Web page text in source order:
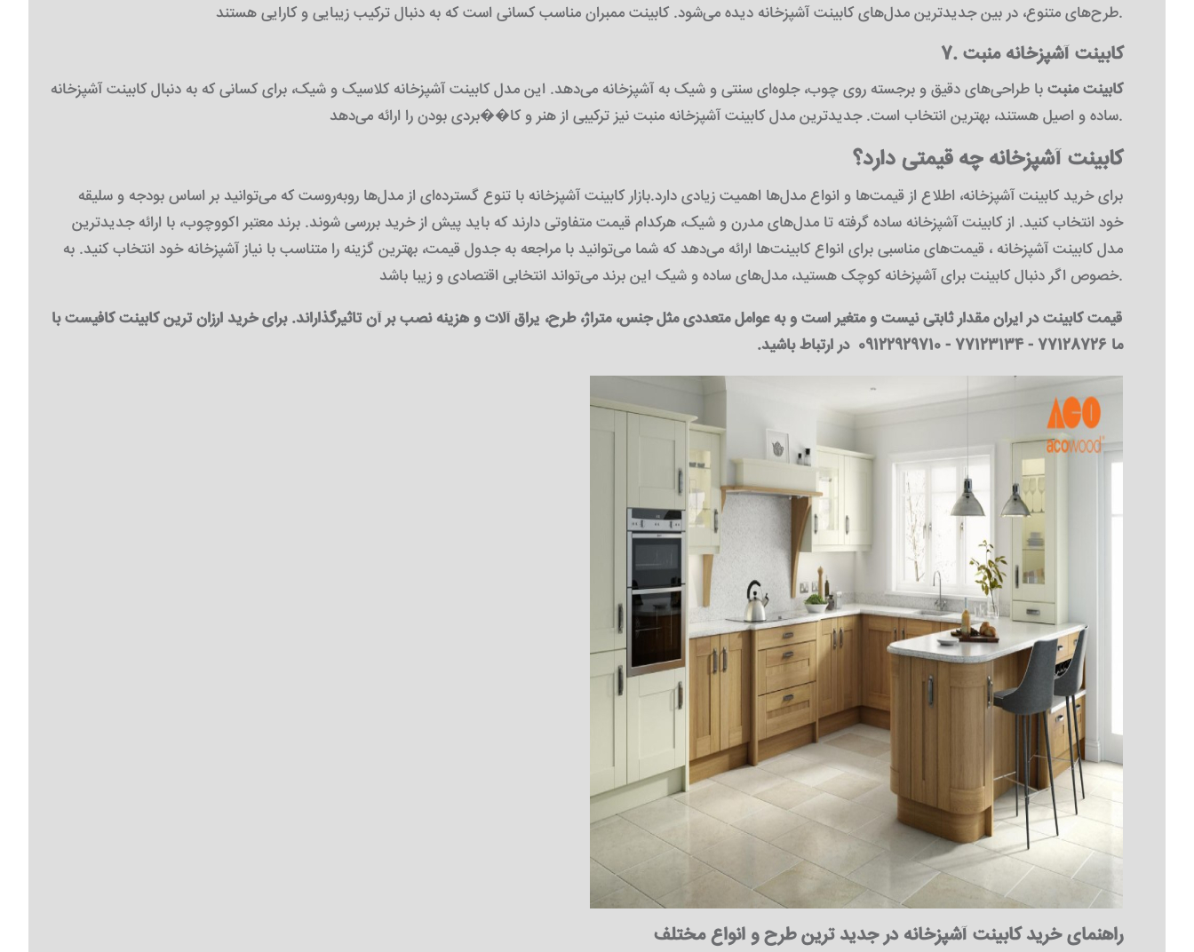
طرح‌های متنوع، در بین جدیدترین مدل‌های کابینت آشپزخانه دیده می‌شود. کابینت ممبران مناسب کسانی است که به دنبال ترکیب زیبایی و کارایی هستند.
7. کابینت آشپزخانه منبت
کابینت منبتبا طراحی‌های دقیق و برجسته روی چوب، جلوه‌ای سنتی و شیک به آشپزخانه می‌دهد. این مدل کابینت آشپزخانه کلاسیک و شیک، برای کسانی که به دنبال کابینت آشپزخانه
ساده و اصیل هستند، بهترین انتخاب است. جدیدترین مدل کابینت آشپزخانه منبت نیز ترکیبی از هنر و کا��بردی بودن را ارائه می‌دهد.
کابینت آشپزخانه چه قیمتی دارد؟
برای خرید کابینت آشپزخانه، اطلاع از قیمت‌ها و انواع مدل‌ها اهمیت زیادی دارد.بازار کابینت آشپزخانه با تنوع گسترده‌ای از مدل‌ها روبه‌روست که می‌توانید بر اساس بودجه و سلیقه
خود انتخاب کنید. از کابینت آشپزخانه ساده گرفته تا مدل‌های مدرن و شیک، هرکدام قیمت متفاوتی دارند که باید پیش از خرید بررسی شوند. برند معتبر اکووچوب، با ارائه جدیدترین
مدل کابینت آشپزخانه ، قیمت‌های مناسبی برای انواع کابینت‌ها ارائه می‌دهد که شما می‌توانید با مراجعه به جدول قیمت، بهترین گزینه را متناسب با نیاز آشپزخانه خود انتخاب کنید. به
خصوص اگر دنبال کابینت برای آشپزخانه کوچک هستید، مدل‌های ساده و شیک این برند می‌تواند انتخابی اقتصادی و زیبا باشد.
قیمت کابینت در ایران مقدار ثابتی نیست و متغیر است و به عوامل متعددی مثل جنس، متراژ، طرح، یراق آلات و هزینه نصب بر آن تاثیرگذاراند. برای خرید ارزان ترین کابینت کافیست با
ما 77128726 - 77123134 - 09122929710 در ارتباط باشید.
راهنمای خرید کابینت آشپزخانه در جدید ترین طرح و انواع مختلف